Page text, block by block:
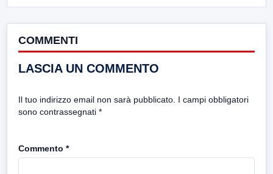
COMMENTI
LASCIA UN COMMENTO
Il tuo indirizzo email non sarà pubblicato. I campi obbligatori
sono contrassegnati *
Commento *